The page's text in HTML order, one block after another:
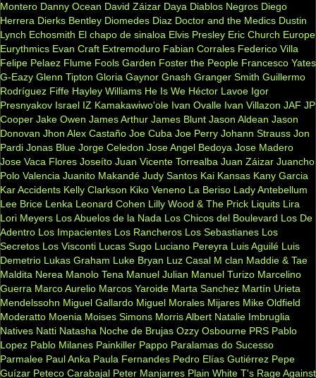
Montero Danny Ocean David Záizar Daya Diablos Negros Diego
Herrera Dierks Bentley Diomedes Diaz Doctor and the Medics Dustin
Lynch Echosmith El chapo de sinaloa Elvis Presley Eric Church Europe
Eurythmics Evan Craft Extremoduro Fabian Corrales Federico Villa
Felipe Pelaez Flume Fools Garden Foster the People Francesco Yates
G-Eazy Glenn Tipton Gloria Gaynor Gnash Granger Smith Guillermo
Rodríguez Fiffe Hayley Williams He Is We Héctor Lavoe Igor
Presnyakov Israel IZ Kamakawiwo'ole Ivan Ovalle Ivan Villazon JAF JP
Cooper Jake Owen James Arthur James Blunt Jason Aldean Jason
Donovan Jhon Alex Castaño Joe Cuba Joe Perry Johann Strauss Jon
Pardi Jonas Blue Jorge Celedon Jose Angel Bedoya Jose Madero
Jose Vaca Flores Joseíto Juan Vicente Torrealba Juan Záizar Juancho
Polo Valencia Juanito Makandé Judy Santos Kai Kansas Kany Garcia
Kar Accidents Kelly Clarkson Kiko Veneno La Beriso Lady Antebellum
Lee Brice Lenka Leonard Cohen Lilly Wood & The Prick Liquits Lira
Lori Meyers Los Abuelos de la Nada Los Chicos del Boulevard Los De
Adentro Los Impacientes Los Rancheros Los Sebastianes Los
Secretos Los Visconti Lucas Sugo Luciano Pereyra Luis Aguilé Luis
Demetrio Lukas Graham Luke Bryan Luz Casal M clan Maddie & Tae
Maldita Nerea Manolo Tena Manuel Julian Manuel Turizo Marcelino
Guerra Marco Aurelio Marcos Yaroide Marta Sanchez Martín Urieta
Mendelssohn Miguel Gallardo Miguel Morales Mijares Mike Oldfield
Moderatto Moenia Moises Simons Morris Albert Natalie Imbruglia
Natives Natti Natasha Noche de Brujas Ozzy Osbourne PRS Pablo
Lopez Pablo Milanes Painkiller Pappo Paralamas do Sucesso
Parmalee Paul Anka Paula Fernandes Pedro Elías Gutiérrez Pepe
Guízar Peteco Carabajal Peter Manjarres Plain White T's Rage Against